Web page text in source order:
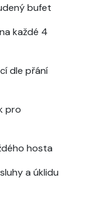
bufet
každé 4
dle přání
pro
hosta
a úklidu